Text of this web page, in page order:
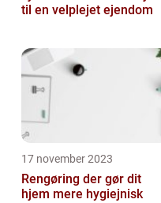
til en velplejet ejendom
17 november 2023
Rengøring der gør dit
hjem mere hygiejnisk